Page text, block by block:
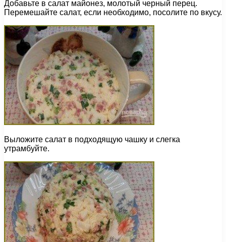
Добавьте в салат майонез, молотый черный перец.
Перемешайте салат, если необходимо, посолите по вкусу.
Выложите салат в подходящую чашку и слегка
утрамбуйте.